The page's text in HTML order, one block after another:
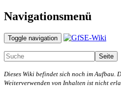
Navigationsmenü
Toggle navigation
Dieses Wiki befindet sich noch im Aufbau.
Weiterverwenden von Inhalten ist nicht